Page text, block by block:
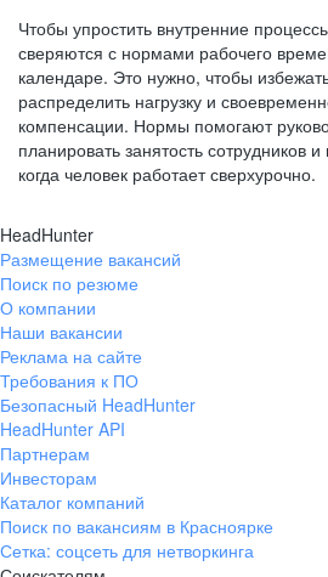
Чтобы упростить внутренние
сверяются с нормами рабочего
календаре. Это нужно, чтобы
распределить нагрузку и
компенсации. Нормы помогают
планировать занятость сотрудников
когда человек работает сверхурочно.
HeadHunter
Размещение вакансий
Поиск по резюме
О компании
Наши вакансии
Реклама на сайте
Требования к ПО
Безопасный HeadHunter
HeadHunter API
Партнерам
Инвесторам
Каталог компаний
Поиск по вакансиям в Красноярке
Сетка: соцсеть для нетворкинга